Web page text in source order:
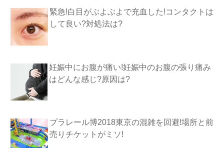
緊急!白目がぶよぶよで充血した!コンタクトは
して良い?対処法は?
妊娠中にお腹が痛い!妊娠中のお腹の張り痛み
はどんな感じ?原因は?
プラレール博2018東京の混雑を回避!場所と前
売りチケットがミソ!